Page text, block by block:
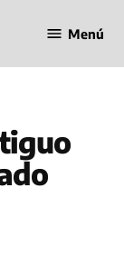
Menú